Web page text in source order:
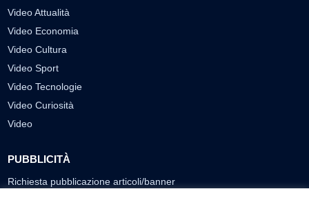
Video Attualità
Video Economia
Video Cultura
Video Sport
Video Tecnologie
Video Curiosità
Video
PUBBLICITÀ
Richiesta pubblicazione articoli/banner